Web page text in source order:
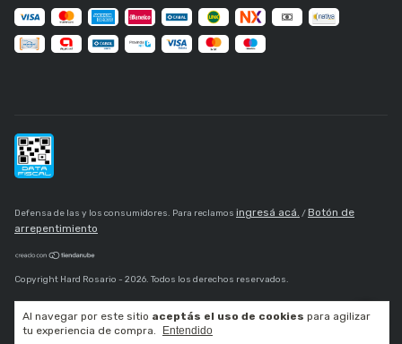
Al navegar por este sitio aceptás el uso de cookies para agilizar
tu experiencia de compra.
Entendido
Defensa de las y los consumidores. Para reclamos ingresá acá. /Botón de
arrepentimiento
Copyright Hard Rosario - 2026. Todos los derechos reservados.